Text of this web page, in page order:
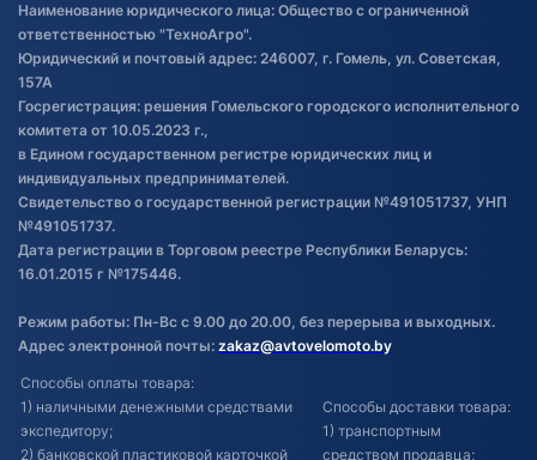
Обработка файлов cookie
Постановка транспорта на учет
Обновления в ЭПТС 2024
Наименование юридического лица: Общество с ограниченной
ответственностью "ТехноАгро".
Юридический и почтовый адрес: 246007, г. Гомель, ул. Советская,
157А
Госрегистрация: решения Гомельского городского исполнительного
комитета от 10.05.2023 г.,
в Едином государственном регистре юридических лиц и
индивидуальных предпринимателей.
Свидетельство о государственной регистрации №491051737, УНП
№491051737.
Дата регистрации в Торговом реестре Республики Беларусь:
16.01.2015 г №175446.
Режим работы: Пн-Вс с 9.00 до 20.00, без перерыва и выходных.
Адрес электронной почты: zakaz@avtovelomoto.by
Способы оплаты товара:
1) наличными денежными средствами
экспедитору;
2) банковской пластиковой карточкой
Способы доставки товара:
1) транспортным
средством продавца;